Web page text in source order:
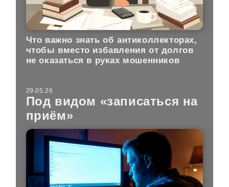
Что важно знать об антиколлекторах,
чтобы вместо избавления от долгов
не оказаться в руках мошенников
29.05.26
Под видом «записаться на
приём»